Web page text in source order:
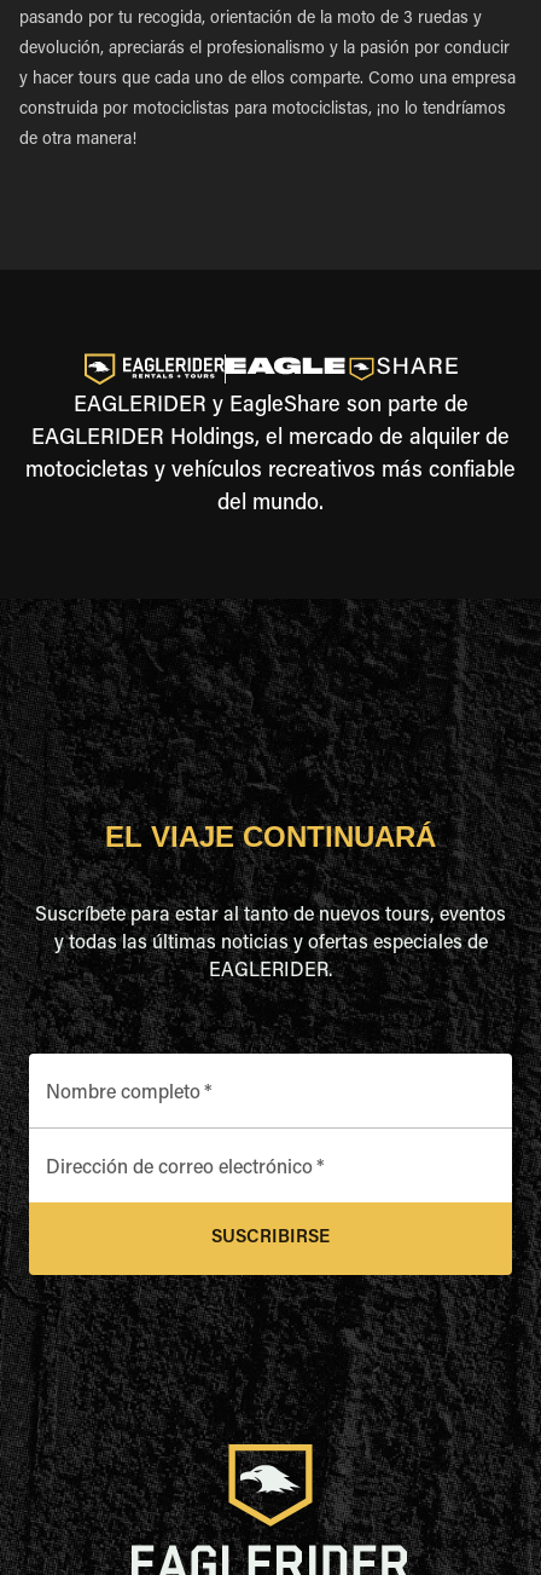
pasando por tu recogida, orientación de la moto de 3 ruedas y
devolución, apreciarás el profesionalismo y la pasión por conducir
y hacer tours que cada uno de ellos comparte. Como una empresa
construida por motociclistas para motociclistas, ¡no lo tendríamos
de otra manera!
EAGLERIDER y EagleShare son parte de
EAGLERIDER Holdings, el mercado de alquiler de
motocicletas y vehículos recreativos más confiable
del mundo.
EL VIAJE CONTINUARÁ
Suscríbete para estar al tanto de nuevos tours, eventos
y todas las últimas noticias y ofertas especiales de
EAGLERIDER.
Nombre completo*
Dirección de correo electrónico*
SUSCRIBIRSE